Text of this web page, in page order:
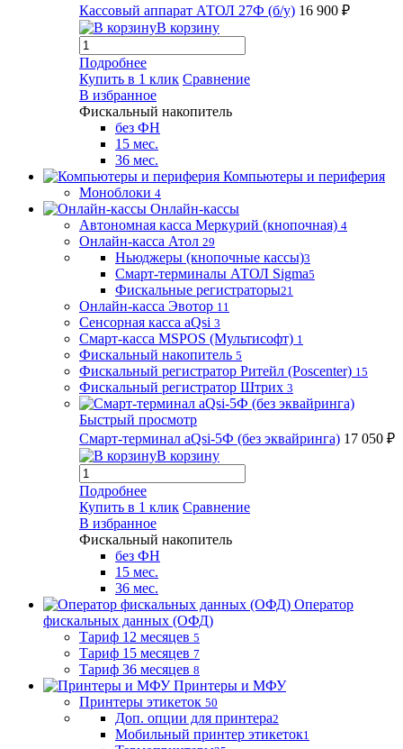
Кассовый аппарат АТОЛ 27Ф (б/у) 16 900 ₽
В корзину
Подробнее
Купить в 1 клик Сравнение
В избранное
Фискальный накопитель
без ФН
15 мес.
36 мес.
Компьютеры и периферия
Моноблоки 4
Онлайн-кассы
Автономная касса Меркурий (кнопочная) 4
Онлайн-касса Атол 29
Ньюджеры (кнопочные кассы)3
Смарт-терминалы АТОЛ Sigma5
Фискальные регистраторы21
Онлайн-касса Эвотор 11
Сенсорная касса aQsi 3
Смарт-касса MSPOS (Мультисофт) 1
Фискальный накопитель 5
Фискальный регистратор Ритейл (Poscenter) 15
Фискальный регистратор Штрих 3
Быстрый просмотр
Смарт-терминал aQsi-5Ф (без эквайринга) 17 050 ₽
В корзину
Подробнее
Купить в 1 клик Сравнение
В избранное
Фискальный накопитель
без ФН
15 мес.
36 мес.
Оператор
фискальных данных (ОФД)
Тариф 12 месяцев 5
Тариф 15 месяцев 7
Тариф 36 месяцев 8
Принтеры и МФУ
Принтеры этикеток 50
Доп. опции для принтера2
Мобильный принтер этикеток1